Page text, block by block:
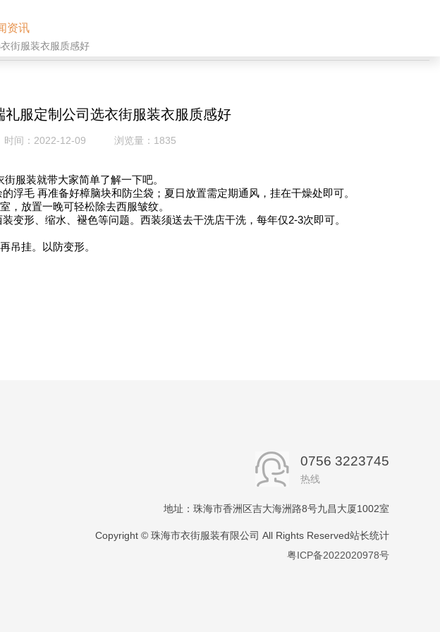
资讯
街服装衣服质感好
礼服定制公司选衣街服装衣服质感好
时间： 2022-12-09 浏览量： 1835
服装就带大家简单了解一下吧。
浮毛 再准备好樟脑块和防尘袋；夏日放置需定期通风，挂在干燥处即可。
，放置一晚可轻松除去西服皱纹。
变形、缩水、褪色等问题。西装须送去干洗店干洗，每年仅2-3次即可。
吊挂。以防变形。
0756 3223745
热线
地址：珠海市香洲区吉大海洲路8号九昌大厦1002室
Copyright © 珠海市衣街服装有限公司 All Rights Reserved站长统计
粤ICP备2022020978号